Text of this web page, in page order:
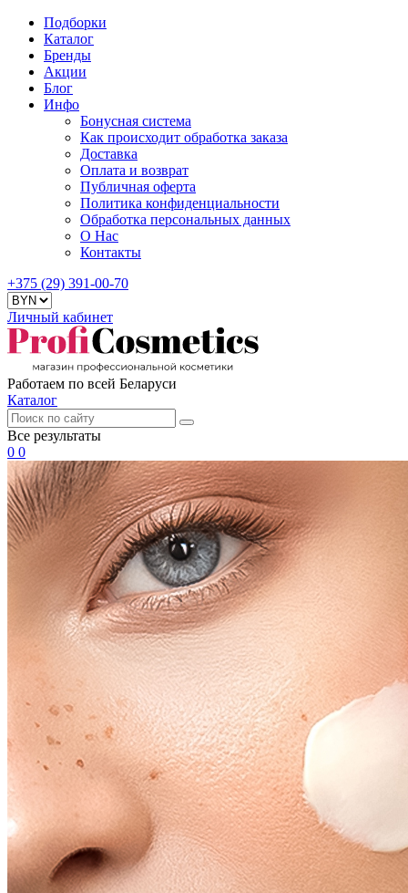
Подборки
Каталог
Бренды
Акции
Блог
Инфо
Бонусная система
Как происходит обработка заказа
Доставка
Оплата и возврат
Публичная оферта
Политика конфиденциальности
Обработка персональных данных
О Нас
Контакты
+375 (29) 391-00-70
Личный кабинет
Работаем по всей Беларуси
Каталог
Все результаты
0 0